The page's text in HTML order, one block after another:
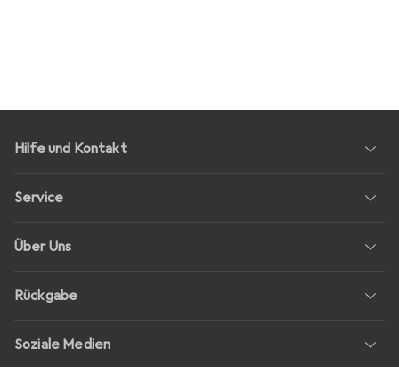
Hilfe und Kontakt
Service
Über Uns
Rückgabe
Soziale Medien